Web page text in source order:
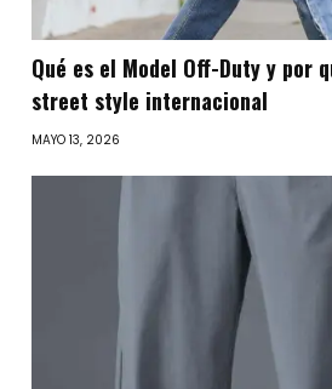
Qué es el Model Off-Duty y por
street style internacional
MAYO 13, 2026